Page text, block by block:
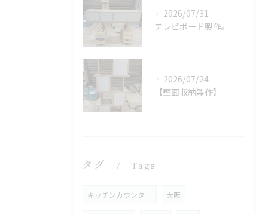
2026/07/31
テレビボード製作。
2026/07/24
【壁面収納製作】
タグ Tags
キッチンカウンター 大阪